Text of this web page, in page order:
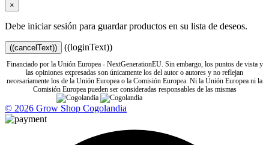
×
Debe iniciar sesión para guardar productos en su lista de deseos.
((cancelText)) ((loginText))
Financiado por la Unión Europea - NextGenerationEU. Sin embargo, los puntos de vista y
las opiniones expresadas son únicamente los del autor o autores y no reflejan
necesariamente los de la Unión Europea o la Comisión Europea. Ni la Unión Europea ni la
Comisión Europea pueden ser consideradas responsables de las mismas
© 2026 Grow Shop Cogolandia